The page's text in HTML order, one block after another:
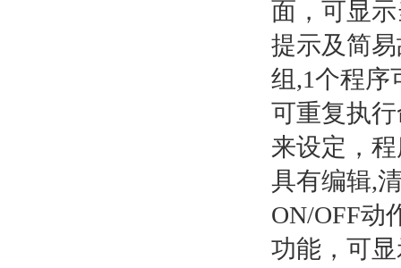
面，可显
提示及简
组,1个程序
可重复执
来设定，
具有编辑,
ON/OFF动
功能，可